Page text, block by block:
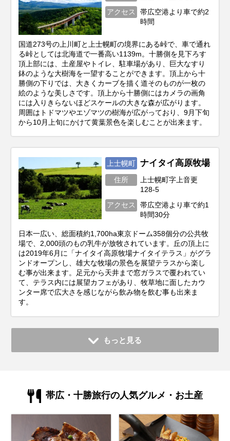
アクセス
帯広空港より車で約2
時間
国道273号の上川町と上士幌町の境界にある峠で、車で通れ
る峠としては北海道で一番高い1139m。十勝側を見下ろす
頂上部には、土産屋やトイレ、駐車場があり、巨大なすり
鉢のような大樹海を一望することができます。頂上から十
勝側の下りでは、大きくカーブを描く道そのものが一枚の
絵のような美しさです。頂上から十勝側にはカメラの画角
には入りきらないほどスケールの大きな森が広がります。
周囲はトドマツやエゾマツの樹海が広がっており、9月下旬
から10月上旬にかけて黄葉景色を楽しむことが出来ます。
上士幌町 ナイタイ高原牧場
住所
上士幌町字上音更
128-5
アクセス
帯広空港より車で約1
時間30分
日本一広い、総面積約1,700ha東京ドーム358個分の公共牧
場で、2,000頭のもの乳牛が放牧されています。丘の頂上に
は2019年6月に「ナイタイ高原牧場ナイタイテラス」がグラ
ンドオープンし、雄大な牧場の景色を展望テラスから楽し
む事が出来ます。足元から天井まで窓ガラスで覆われてい
て、テラス内には展望カフェがあり、牧草地に面したカウ
ンター席で広大さを感じながら飲み物を飲む事も出来ま
す。
もっと見る
帯広・十勝旅行の人気グルメ・お土産